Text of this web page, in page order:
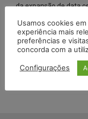
da expansão de data
TSE reforça que
invioláveis após
STF inicia julgamento
dos jogos de azar no
Usamos cookies
experiência mais
preferências e
concorda com a
Configurações